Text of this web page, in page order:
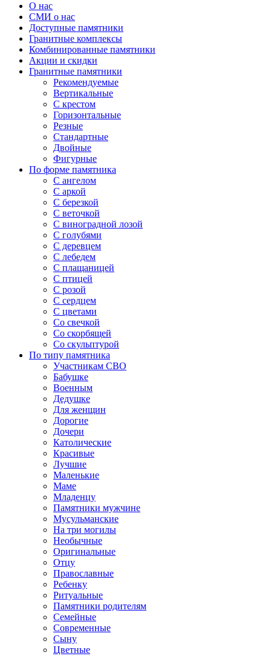
О нас
СМИ о нас
Доступные памятники
Гранитные комплексы
Комбинированные памятники
Акции и скидки
Гранитные памятники
Рекомендуемые
Вертикальные
С крестом
Горизонтальные
Резные
Стандартные
Двойные
Фигурные
По форме памятника
С ангелом
С аркой
С березкой
С веточкой
С виноградной лозой
С голубями
С деревцем
С лебедем
С плащаницей
С птицей
С розой
С сердцем
С цветами
Со свечкой
Со скорбящей
Со скульптурой
По типу памятника
Участникам СВО
Бабушке
Военным
Дедушке
Для женщин
Дорогие
Дочери
Католические
Красивые
Лучшие
Маленькие
Маме
Младенцу
Памятники мужчине
Мусульманские
На три могилы
Необычные
Оригинальные
Отцу
Православные
Ребенку
Ритуальные
Памятники родителям
Семейные
Современные
Сыну
Цветные